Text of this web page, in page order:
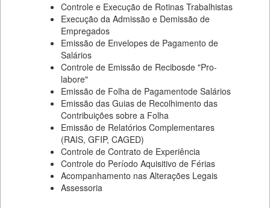
Controle e Execução de Rotinas Trabalhistas
Execução da Admissão e Demissão de
Empregados
Emissão de Envelopes de Pagamento de
Salários
Controle de Emissão de Recibosde "Pro-
labore"
Emissão de Folha de Pagamentode Salários
Emissão das Guias de Recolhimento das
Contribuições sobre a Folha
Emissão de Relatórios Complementares
(RAIS, GFIP, CAGED)
Controle de Contrato de Experiência
Controle do Período Aquisitivo de Férias
Acompanhamento nas Alterações Legais
Assessoria